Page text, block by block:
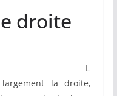
droite
L
la droite,